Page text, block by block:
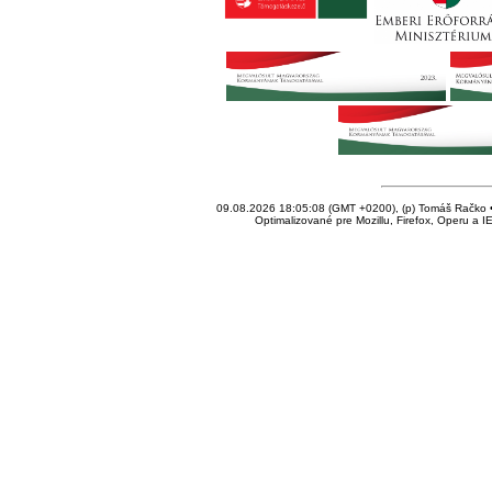
09.08.2026 18:05:08 (GMT +0200), (p) Tomáš Račko
Optimalizované pre Mozillu, Firefox, Operu a